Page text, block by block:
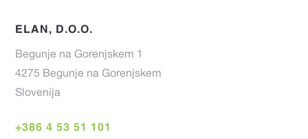
ELAN, D.O.O.
Begunje na Gorenjskem 1
4275 Begunje na Gorenjskem
Slovenija
+386 4 53 51 101